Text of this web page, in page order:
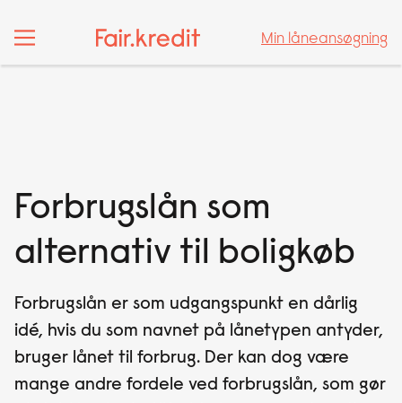
Min låneansøgning
Min låneansøgning
Forbrugslån som
alternativ til boligkøb
Forbrugslån er som udgangspunkt en dårlig
idé, hvis du som navnet på lånetypen antyder,
bruger lånet til forbrug. Der kan dog være
mange andre fordele ved forbrugslån, som gør